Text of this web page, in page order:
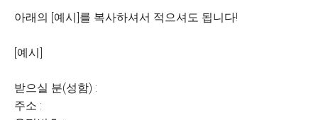
아래의 [예시]를 복사하셔서 적으셔도 됩니다!
[예시]
받으실 분(성함) :
주소 :